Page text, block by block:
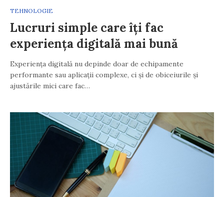
TEHNOLOGIE
Lucruri simple care îți fac
experiența digitală mai bună
Experiența digitală nu depinde doar de echipamente
performante sau aplicații complexe, ci și de obiceiurile și
ajustările mici care fac…